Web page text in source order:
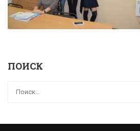
ПОИСК